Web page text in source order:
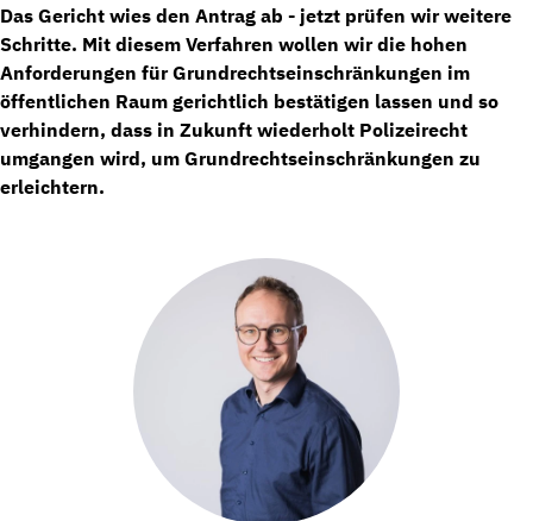
Das Gericht wies den Antrag ab - jetzt prüfen wir weitere
Schritte. Mit diesem Verfahren wollen wir die hohen
Anforderungen für Grundrechtseinschränkungen im
öffentlichen Raum gerichtlich bestätigen lassen und so
verhindern, dass in Zukunft wiederholt Polizeirecht
umgangen wird, um Grundrechtseinschränkungen zu
erleichtern.